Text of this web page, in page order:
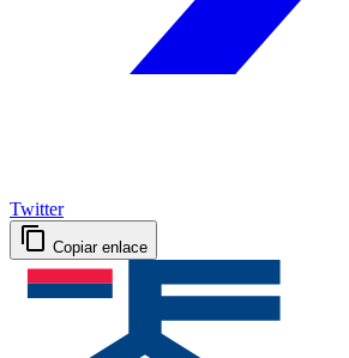
Twitter
Copiar enlace